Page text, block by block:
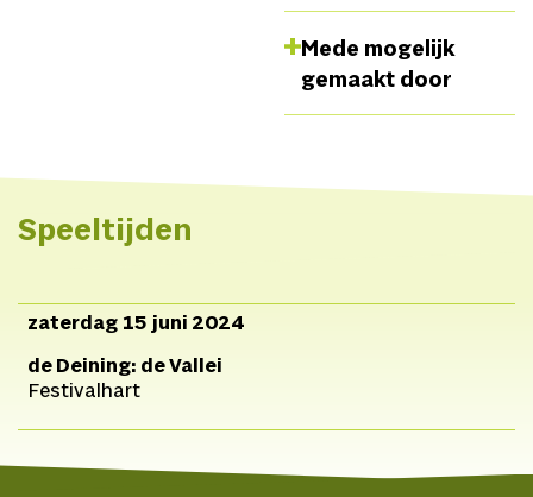
Mede mogelijk
gemaakt door
Speeltijden
zaterdag 15 juni 2024
de Deining: de Vallei
Festivalhart